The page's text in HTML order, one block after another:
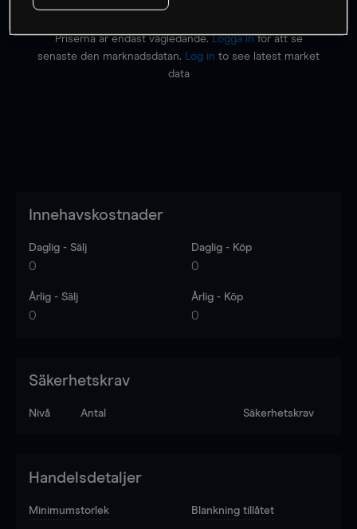
Priserna är endast vägledande.Logga inför att se
senaste den marknadsdatan.
Log in to see latest market
data
Innehavskostnader
Daglig - Sälj
0
Daglig - Köp
0
Årlig - Sälj
0
Årlig - Köp
0
Säkerhetskrav
Nivå Antal Säkerhetskrav
Handelsdetaljer
Minimumstorlek Blankning tillåtet